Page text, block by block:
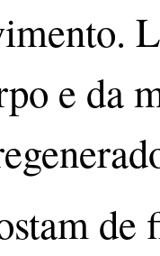
e da
de